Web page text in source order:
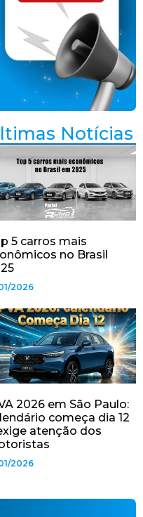
Notícias
5 carros mais
no Brasil
2026
2026 em São Paulo:
começa dia 12
atenção dos
2026